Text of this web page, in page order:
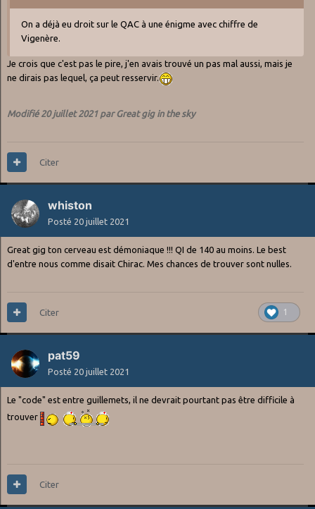
On a déjà eu droit sur le QAC à une énigme avec chiffre de
Vigenère.
Je crois que c'est pas le pire, j'en avais trouvé un pas mal aussi, mais je
ne dirais pas lequel, ça peut resservir.
Modifié 20 juillet 2021par Great gig in the sky
Citer
whiston
Posté 20 juillet 2021
Great gig ton cerveau est démoniaque !!! QI de 140 au moins. Le best
d'entre nous comme disait Chirac. Mes chances de trouver sont nulles.
1
Citer
pat59
Posté 20 juillet 2021
Le "code" est entre guillemets, il ne devrait pourtant pas être difficile à
trouver
Citer